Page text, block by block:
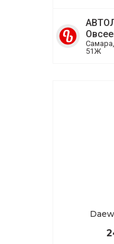
51Ж